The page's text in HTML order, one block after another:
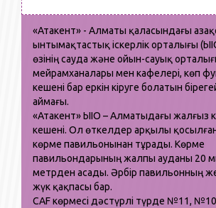
«Атакент» - Алматы қаласындағы
ынтымақтастық іскерлік орталығы
өзінің сауда және ойын-сауық
мейрамханалары мен кафелері, көп
кешені бар еркін кіруге болатын
аймағы.
«Атакент» ҚЫІО – Алматыдағы жалғыз
кешені. Ол өткелдер арқылы
көрме павильонынан тұрады. Көрме
павильондарының жалпы ауданы 20
метрден асады. Әрбір павильонның
жүк қақпасы бар.
CAF көрмесі дәстүрлі түрде №11,